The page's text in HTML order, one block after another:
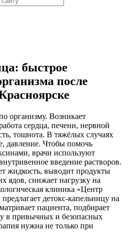
быстрое
после
организму. Возникает
сердца, печени, нервной
тошнота. В тяжёлых случаях
давление. Чтобы помочь
врачи используют
введение растворов.
жидкость, выводит продукты
ядов, снижает нагрузку на
клиника «Центр
детокс-капельницу на
пациента, подбирает
в привычных и безопасных
нужна не только при